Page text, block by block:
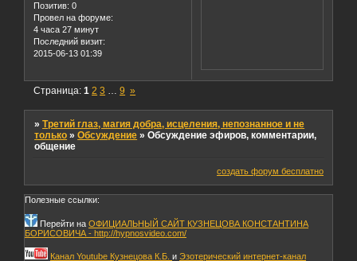
Позитив: 0
Провел на форуме:
4 часа 27 минут
Последний визит:
2015-06-13 01:39
Страница:1 2 3 … 9 »
»Третий глаз, магия добра, исцеления, непознанное и не
только »Обсуждение »Обсуждение эфиров, комментарии,
общение
создать форум бесплатно
Полезные ссылки:
Перейти на ОФИЦИАЛЬНЫЙ САЙТ КУЗНЕЦОВА КОНСТАНТИНА
БОРИСОВИЧА - http://hypnosvideo.com/
Канал Youtube Кузнецова К.Б. и Эзотерический интернет-канал